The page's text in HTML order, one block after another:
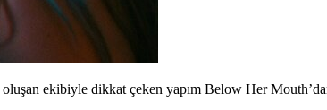
ekibiyle dikkat çeken yapım Below Her